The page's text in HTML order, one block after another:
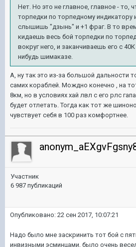
Нет. Но это не главное, главное - то,
торпедки по торпедному индикатору
слышишь "дзынь" и +1 фраг. В то
кидаешь весь бой торпедки по
вокруг него, и заканчиваешь его с
нибудь шимаказе.
А, ну так это из-за большой дальности
самих кораблей. Мождно конечно , на
8км, но в условиях хай лвл с его рлс
будет отлетать. Тогда как тот же
чувствует себя в 100 раз комфортнее.
Участник
6 987 публикаций
Опубликовано: 22 сен 2017, 10:07:21
Надо было мне заскринить тот бой с
инвизными эсминцами, было очень